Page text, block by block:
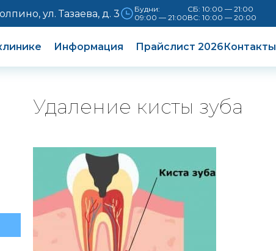
ул. Тазаева, д. 3
Будни:
09:00 — 21:00
СБ: 10:00 — 21:00
ВС: 10:00 — 20:00
Информация Прайслист 2026Контакты
Удаление кисты зуба